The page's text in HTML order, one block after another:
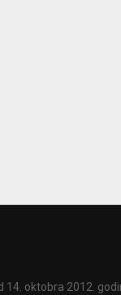
14. oktobra 2012.